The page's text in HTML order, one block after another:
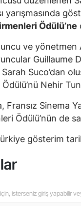
yarışmasında
Ödülü’ne
ve yönetmen
Guillaume
Suco’dan
Nehir
Fransız Sinema
Ödülü’nün de
gösterim
isterseniz giriş yapabilir